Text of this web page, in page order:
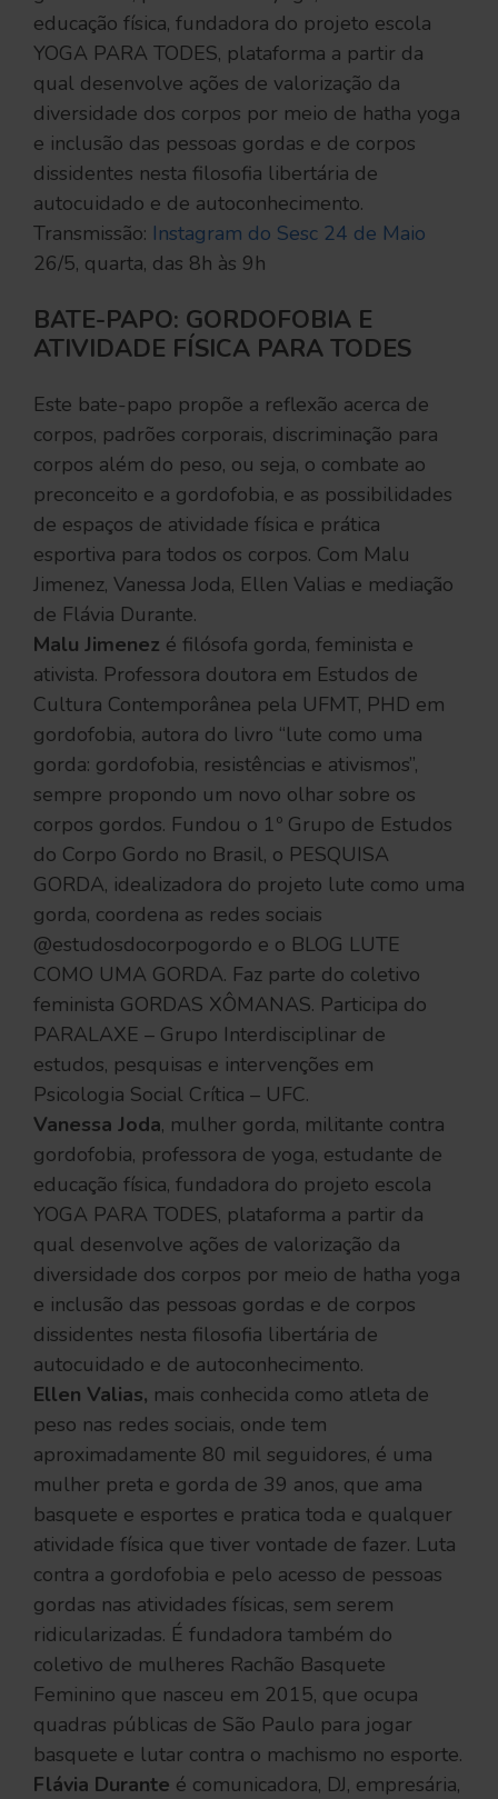
educação física, fundadora do projeto escola
YOGA PARA TODES, plataforma a partir da
qual desenvolve ações de valorização da
diversidade dos corpos por meio de hatha yoga
e inclusão das pessoas gordas e de corpos
dissidentes nesta filosofia libertária de
autocuidado e de autoconhecimento.
Transmissão: Instagram do Sesc 24 de Maio
26/5, quarta, das 8h às 9h
BATE-PAPO: GORDOFOBIA E
ATIVIDADE FÍSICA PARA TODES
Este bate-papo propõe a reflexão acerca de
corpos, padrões corporais, discriminação para
corpos além do peso, ou seja, o combate ao
preconceito e a gordofobia, e as possibilidades
de espaços de atividade física e prática
esportiva para todos os corpos. Com Malu
Jimenez, Vanessa Joda, Ellen Valias e mediação
de Flávia Durante.
Malu Jimenez é filósofa gorda, feminista e
ativista. Professora doutora em Estudos de
Cultura Contemporânea pela UFMT, PHD em
gordofobia, autora do livro “lute como uma
gorda: gordofobia, resistências e ativismos”,
sempre propondo um novo olhar sobre os
corpos gordos. Fundou o 1º Grupo de Estudos
do Corpo Gordo no Brasil, o PESQUISA
GORDA, idealizadora do projeto lute como uma
gorda, coordena as redes sociais
@estudosdocorpogordo e o BLOG LUTE
COMO UMA GORDA. Faz parte do coletivo
feminista GORDAS XÔMANAS. Participa do
PARALAXE – Grupo Interdisciplinar de
estudos, pesquisas e intervenções em
Psicologia Social Crítica – UFC.
Vanessa Joda, mulher gorda, militante contra
gordofobia, professora de yoga, estudante de
educação física, fundadora do projeto escola
YOGA PARA TODES, plataforma a partir da
qual desenvolve ações de valorização da
diversidade dos corpos por meio de hatha yoga
e inclusão das pessoas gordas e de corpos
dissidentes nesta filosofia libertária de
autocuidado e de autoconhecimento.
Ellen Valias, mais conhecida como atleta de
peso nas redes sociais, onde tem
aproximadamente 80 mil seguidores, é uma
mulher preta e gorda de 39 anos, que ama
basquete e esportes e pratica toda e qualquer
atividade física que tiver vontade de fazer. Luta
contra a gordofobia e pelo acesso de pessoas
gordas nas atividades físicas, sem serem
ridicularizadas. É fundadora também do
coletivo de mulheres Rachão Basquete
Feminino que nasceu em 2015, que ocupa
quadras públicas de São Paulo para jogar
basquete e lutar contra o machismo no esporte.
Flávia Durante é comunicadora, DJ, empresária,